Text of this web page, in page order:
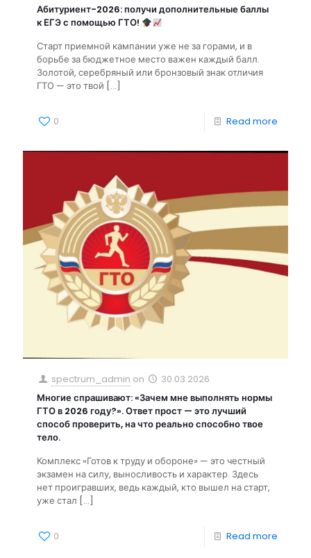
Абитуриент-2026: получи дополнительные баллы
к ЕГЭ с помощью ГТО!
Старт приемной кампании уже не за горами, и в
борьбе за бюджетное место важен каждый балл.
Золотой, серебряный или бронзовый знак отличия
ГТО — это твой […]
0 Read more
spectrum_admin on
30.03.2026
Многие спрашивают: «Зачем мне выполнять нормы
ГТО в 2026 году?». Ответ прост — это лучший
способ проверить, на что реально способно твое
тело.
Комплекс «Готов к труду и обороне» — это честный
экзамен на силу, выносливость и характер. Здесь
нет проигравших, ведь каждый, кто вышел на старт,
уже стал […]
0 Read more